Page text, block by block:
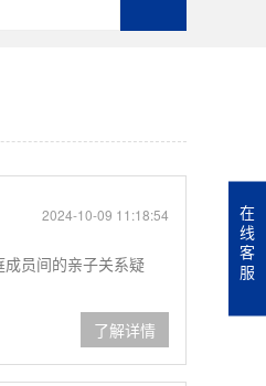
2024-10-09 11:18:54
员间的亲子关系疑
了解详情
在
线
客
服